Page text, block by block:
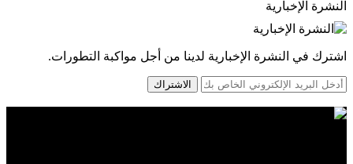
النشرة الإخبارية
اشترك في النشرة الإخبارية لدينا من أجل مواكبة التطورات.
الاشتراك